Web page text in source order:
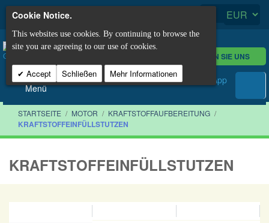
KONTAKTIEREN SIE UNS
Menü
STARTSEITE / MOTOR / KRAFTSTOFFAUFBEREITUNG /
KRAFTSTOFFEINFÜLLSTUTZEN
KRAFTSTOFFEINFÜLLSTUTZEN
Cookie Notice.
This websites use cookies. By continuing to browse the
site you are agreeing to our use of cookies.
Accept Schließen Mehr Informationen